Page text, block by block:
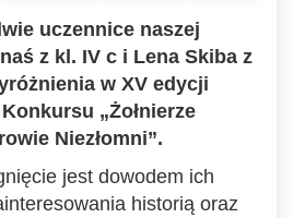
uczennice naszej
z kl. IV c i Lena Skiba z
w XV edycji
„Żołnierze
Niezłomni”.
jest dowodem ich
historią oraz